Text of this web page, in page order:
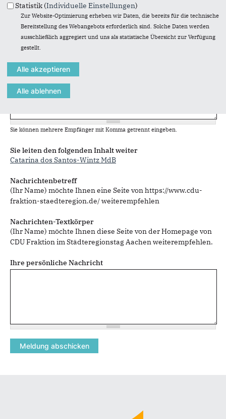
Eigener Name
Sie können mehrere Empfänger mit Komma getrennt eingeben.
Sie leiten den folgenden Inhalt weiter
Catarina dos Santos-Wintz MdB
Nachrichtenbetreff
(Ihr Name) möchte Ihnen eine Seite von https://www.cdu-
fraktion-staedteregion.de/ weiterempfehlen
Nachrichten-Textkörper
(Ihr Name) möchte Ihnen diese Seite von der Homepage von
CDU Fraktion im Städteregionstag Aachen weiterempfehlen.
Ihre persönliche Nachricht
Statistik (Individuelle Einstellungen)
Zur Website-Optimierung erheben wir Daten, die bereits für die technische
Bereitstellung des Webangebots erforderlich sind. Solche Daten werden
ausschließlich aggregiert und uns als statistische Übersicht zur Verfügung
gestellt.